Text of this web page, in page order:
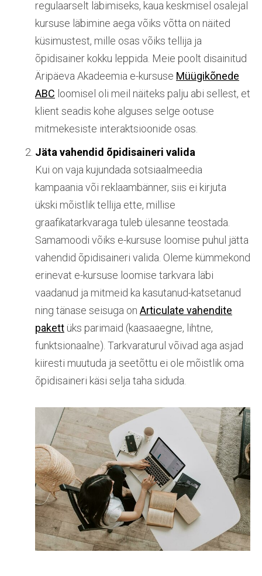
regulaarselt läbimiseks, kaua keskmisel osalejal
kursuse läbimine aega võiks võtta on näited
küsimustest, mille osas võiks tellija ja
õpidisainer kokku leppida. Meie poolt disainitud
Äripäeva Akadeemia e-kursuse Müügikõnede
ABC loomisel oli meil näiteks palju abi sellest, et
klient seadis kohe alguses selge ootuse
mitmekesiste interaktsioonide osas.
Jäta vahendid õpidisaineri valida
Kui on vaja kujundada sotsiaalmeedia
kampaania või reklaambänner, siis ei kirjuta
ükski mõistlik tellija ette, millise
graafikatarkvaraga tuleb ülesanne teostada.
Samamoodi võiks e-kursuse loomise puhul jätta
vahendid õpidisaineri valida. Oleme kümmekond
erinevat e-kursuse loomise tarkvara läbi
vaadanud ja mitmeid ka kasutanud-katsetanud
ning tänase seisuga on Articulate vahendite
pakett üks parimaid (kaasaaegne, lihtne,
funktsionaalne). Tarkvaraturul võivad aga asjad
kiiresti muutuda ja seetõttu ei ole mõistlik oma
õpidisaineri käsi selja taha siduda.